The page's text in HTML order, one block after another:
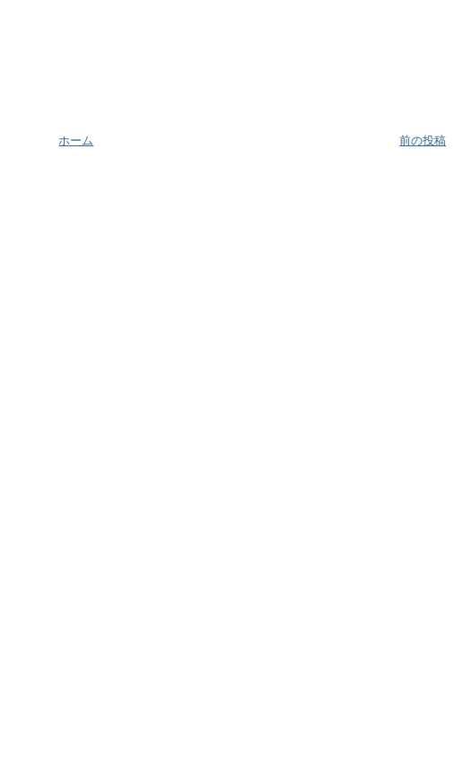
前の投稿
ホーム